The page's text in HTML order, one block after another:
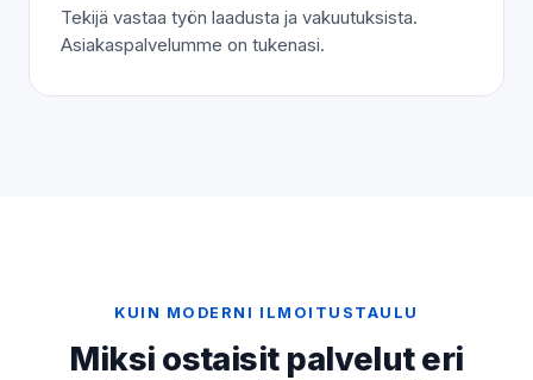
Tekijä vastaa työn laadusta ja vakuutuksista.
Asiakaspalvelumme on tukenasi.
KUIN MODERNI ILMOITUSTAULU
Miksi ostaisit palvelut eri